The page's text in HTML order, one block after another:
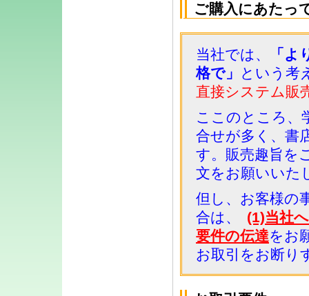
ご購入にあたっ
当社では、
「
格で」
という考
直接システム販
ここのところ、
合せが多く、書
す。販売趣旨を
文をお願いいた
但し、お客様の
合は、
(1)当社
要件の伝達をお
お取引をお断り